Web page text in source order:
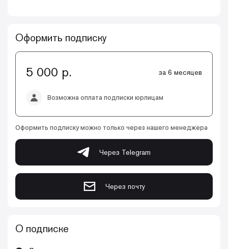
Оформить подписку
5 000 р. за 6 месяцев
Возможна оплата подписки юрлицам
Оформить подписку можно только через нашего менеджера
Через Telegram
Через почту
О подписке